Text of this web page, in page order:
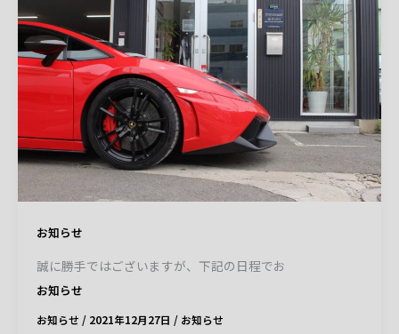
お知らせ
誠に勝手ではございますが、下記の日程でお
お知らせ
お知らせ / 2021年12月27日 / お知らせ